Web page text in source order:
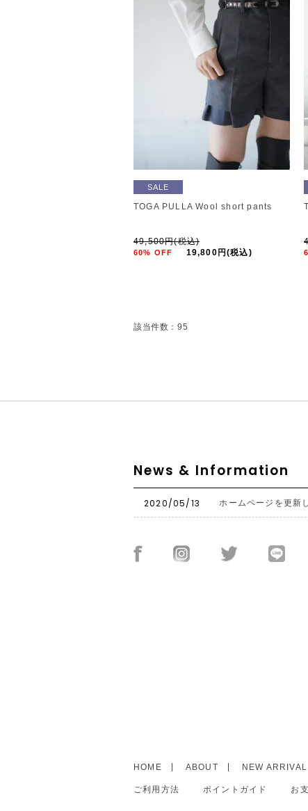
SALE
TOGA PULLA Wool short pants
49,500円(税込)
60% OFF 19,800円(税込)
該当件数：95
News & Information
2020/05/13 ホームページを更新
HOME ABOUT NEW ARRIVAL
ご利用方法 ポイントガイド お